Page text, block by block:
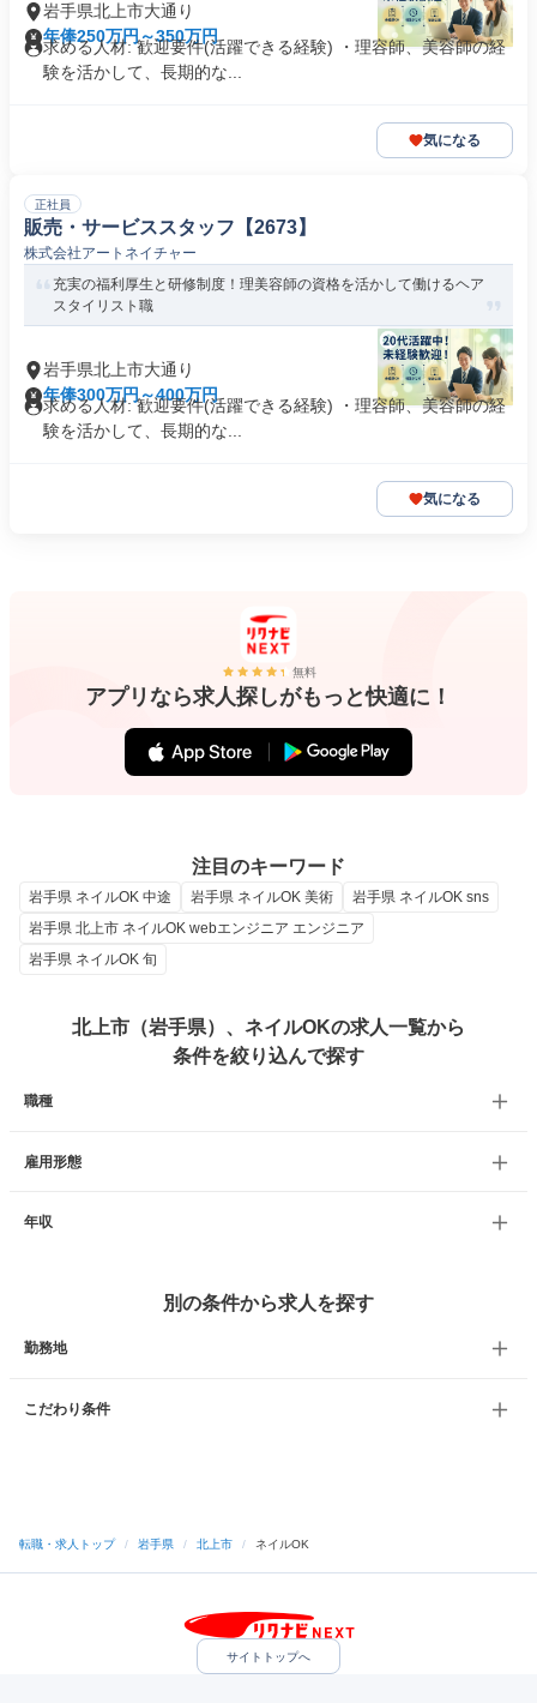
岩手県北上市大通り
年俸250万円～350万円
求める人材: 歓迎要件(活躍できる経験) ・理容師、美容師の経
験を活かして、長期的な...
気になる
正社員
販売・サービススタッフ【2673】
株式会社アートネイチャー
充実の福利厚生と研修制度！理美容師の資格を活かして働けるヘア
スタイリスト職
岩手県北上市大通り
年俸300万円～400万円
求める人材: 歓迎要件(活躍できる経験) ・理容師、美容師の経
験を活かして、長期的な...
気になる
無料
アプリなら求人探しがもっと快適に！
注目のキーワード
岩手県 ネイルOK 中途 岩手県 ネイルOK 美術
岩手県 ネイルOK sns
岩手県 北上市 ネイルOK webエンジニア エンジニア
岩手県 ネイルOK 旬
北上市（岩手県）、ネイルOKの求人一覧から
条件を絞り込んで探す
職種
雇用形態
年収
別の条件から求人を探す
勤務地
こだわり条件
転職・求人トップ / 岩手県 / 北上市 / ネイルOK
サイトトップへ